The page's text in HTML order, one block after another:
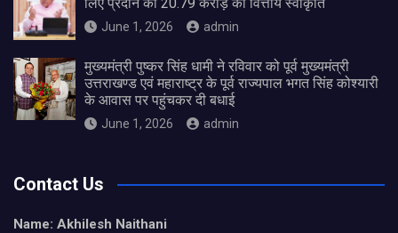
June 1, 2026 admin
मुख्यमंत्री पुष्कर सिंह धामी ने रविवार को पूर्व मुख्यमंत्री
उत्तराखण्ड एवं महाराष्ट्र के पूर्व राज्यपाल भगत सिंह कोश्यारी
के आवास पर पहुंचकर दी बधाई
June 1, 2026 admin
Contact Us
Name: Akhilesh Naithani